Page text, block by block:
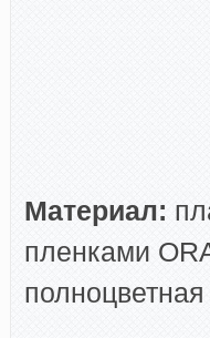
Материал:
пленками